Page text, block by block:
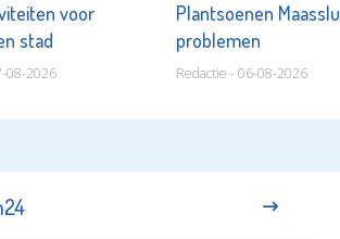
voor
stad
08-2026
Plantsoenen
problemen
Redactie - 06-08-2026